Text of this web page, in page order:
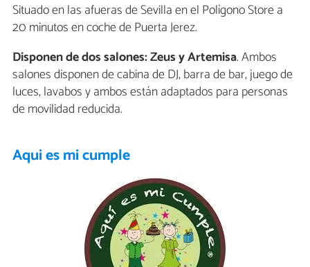
Situado en las afueras de Sevilla en el Polígono Store a
20 minutos en coche de Puerta Jerez.
Disponen de dos salones: Zeus y Artemisa. Ambos
salones disponen de cabina de DJ, barra de bar, juego de
luces, lavabos y ambos están adaptados para personas
de movilidad reducida.
Aqui es mi cumple